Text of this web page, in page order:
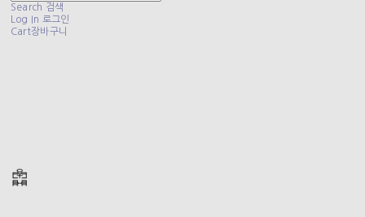
Search 검색
Log In 로그인
Cart장바구니